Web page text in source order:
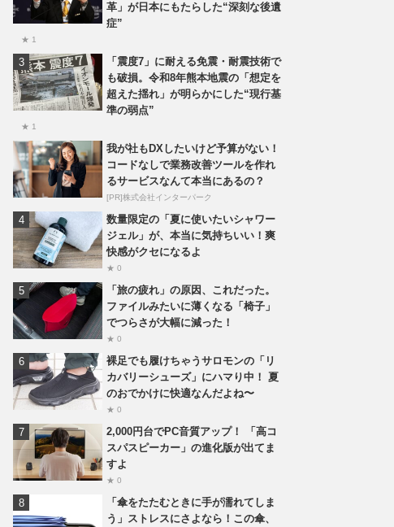
革」が日本にもたらした“深刻な後遺
症”
★ 1
「震度7」に耐える免震・耐震技術で
も破損。令和8年熊本地震の「想定を
超えた揺れ」が明らかにした“現行基
準の弱点”
★ 1
我が社もDXしたいけど予算がない！
コードなしで業務改善ツールを作れ
るサービスなんて本当にあるの？
[PR]株式会社インターパーク
数量限定の「夏に使いたいシャワー
ジェル」が、本当に気持ちいい！爽
快感がクセになるよ
★ 0
「旅の疲れ」の原因、これだった。
ファイルみたいに薄くなる「椅子」
でつらさが大幅に減った！
★ 0
裸足でも履けちゃうサロモンの「リ
カバリーシューズ」にハマり中！ 夏
のおでかけに快適なんだよね〜
★ 0
2,000円台でPC音質アップ！ 「高コ
スパスピーカー」の進化版が出てま
すよ
★ 0
「傘をたたむときに手が濡れてしま
う」ストレスにさよなら！この傘、